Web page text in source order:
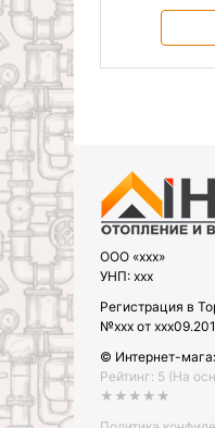
OOO «xxx»
УНП: xxx
Регистрация в
№xxx от
© Интернет-
Рейтинг: 5 (На
★★★★★